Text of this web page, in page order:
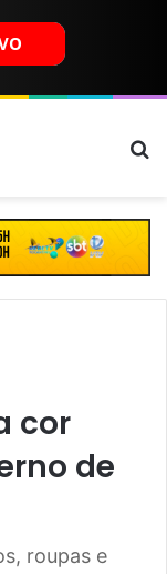
cor
de
roupas e